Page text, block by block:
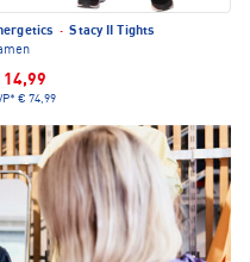
· Stacy II Tights
€ 74,99